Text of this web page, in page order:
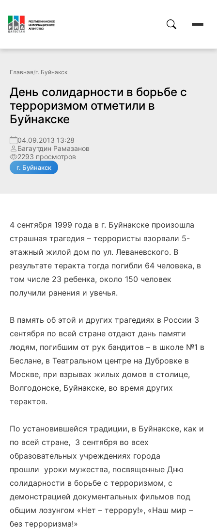
Главная/г. Буйнакск
День солидарности в борьбе с
терроризмом отметили в
Буйнакске
04.09.2013 13:28
Багаутдин Рамазанов
2293 просмотров
г. Буйнакск
4 сентября 1999 года в г. Буйнакске произошла
страшная трагедия – террористы взорвали 5-
этажный жилой дом по ул. Леваневского. В
результате теракта тогда погибли 64 человека, в
том числе 23 ребенка, около 150 человек
получили ранения и увечья.
В память об этой и других трагедиях в России 3
сентября по всей стране отдают дань памяти
людям, погибшим от рук бандитов – в школе №1 в
Беслане, в Театральном центре на Дубровке в
Москве, при взрывах жилых домов в столице,
Волгодонске, Буйнакске, во время других
терактов.
По установившейся традиции, в Буйнакске, как и
по всей стране, 3 сентября во всех
образовательных учреждениях города
прошли уроки мужества, посвященные Дню
солидарности в борьбе с терроризмом, с
демонстрацией документальных фильмов под
общим лозунгом «Нет – террору!», «Наш мир –
без терроризма!»